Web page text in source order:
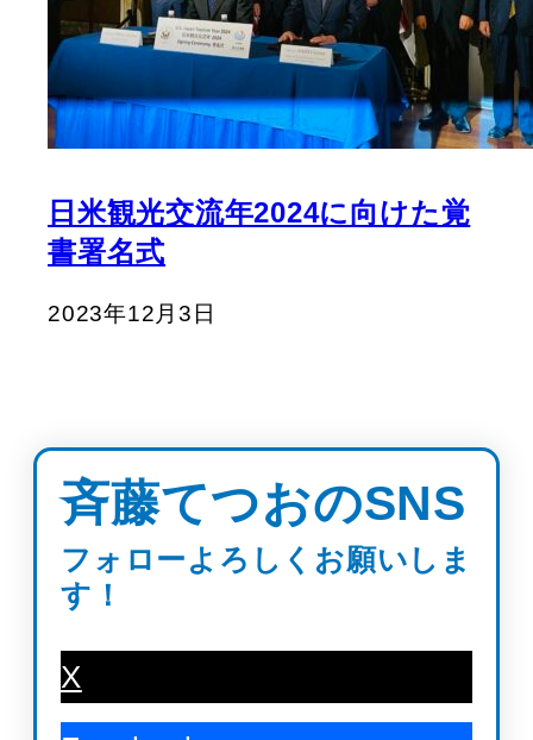
日米観光交流年2024に向けた覚
書署名式
2023年12月3日
斉藤てつおのSNS
フォローよろしくお願いしま
す！
X